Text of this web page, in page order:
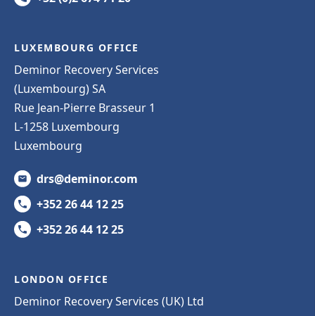
LUXEMBOURG OFFICE
Deminor Recovery Services
(Luxembourg) SA
Rue Jean-Pierre Brasseur 1
L-1258 Luxembourg
Luxembourg
drs@deminor.com
+352 26 44 12 25
+352 26 44 12 25
LONDON OFFICE
Deminor Recovery Services (UK) Ltd